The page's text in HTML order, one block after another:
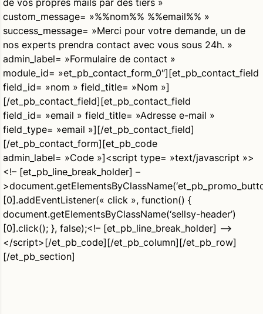
de vos propres mails par des tiers »
custom_message= »%%nom%% %%email%% »
success_message= »Merci pour votre demande, un de
nos experts prendra contact avec vous sous 24h. »
admin_label= »Formulaire de contact »
module_id= »et_pb_contact_form_0″][et_pb_contact_field
field_id= »nom » field_title= »Nom »]
[/et_pb_contact_field][et_pb_contact_field
field_id= »email » field_title= »Adresse e-mail »
field_type= »email »][/et_pb_contact_field]
[/et_pb_contact_form][et_pb_code
admin_label= »Code »]<script type= »text/javascript »>
<!– [et_pb_line_break_holder] –
[0].addEventListener(« click », function() {
document.getElementsByClassName(‘sellsy-header’)
[0].click(); }, false);<!– [et_pb_line_break_holder] –>
</script>[/et_pb_code][/et_pb_column][/et_pb_row]
[/et_pb_section]